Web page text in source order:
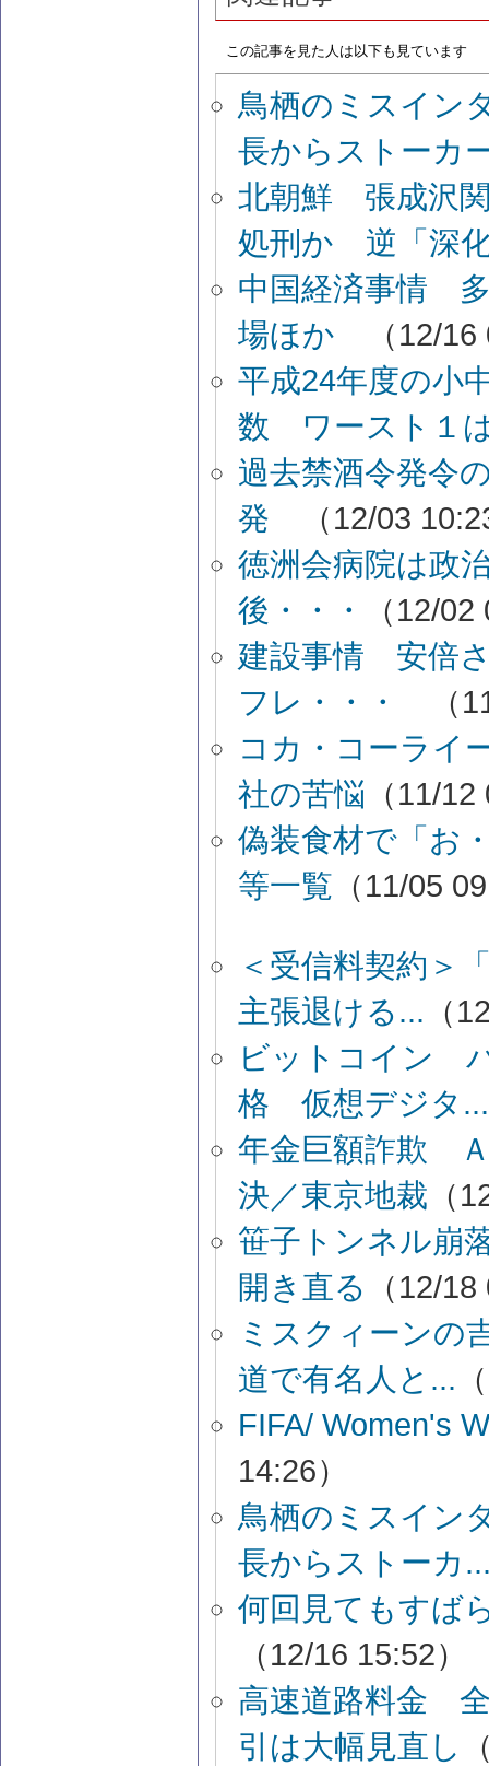
この記事を見た人は以下も見ています
鳥栖のミスイン
長からストーカ
北朝鮮 張成沢関
処刑か 逆「深
中国経済事情
場ほか
（12/
平成24年度の小
数 ワースト１
過去禁酒令発令
発
（12/03
徳洲会病院は政
後・・・
（12/
建設事情 安倍
フレ・・・
（
コカ・コーライ
社の苦悩 （11/
偽装食材で「お
等一覧 （11/05
＜受信料契約＞
主張退ける... （
ビットコイン
格 仮想デジタ...
年金巨額詐欺 Ａ
決／東京地裁 （
笹子トンネル崩
開き直る
（12/
ミスクィーンの
道で有名人と...
FIFA/ Women's
14:26）
鳥栖のミスイン
長からストーカ
何回見てもすば
（12/16 15:52）
高速道路料金
引は大幅見直し